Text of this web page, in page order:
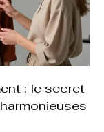
: le secret